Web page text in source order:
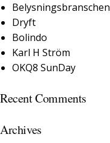
Belysningsbranschen
Dryft
Bolindo
Karl H Ström
OKQ8 SunDay
Recent Comments
Archives